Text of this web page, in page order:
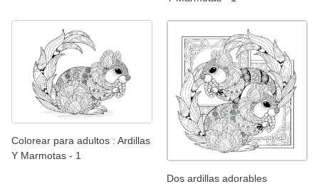
Colorear para adultos : Ardillas
Y Marmotas - 1
Dos ardillas adorables